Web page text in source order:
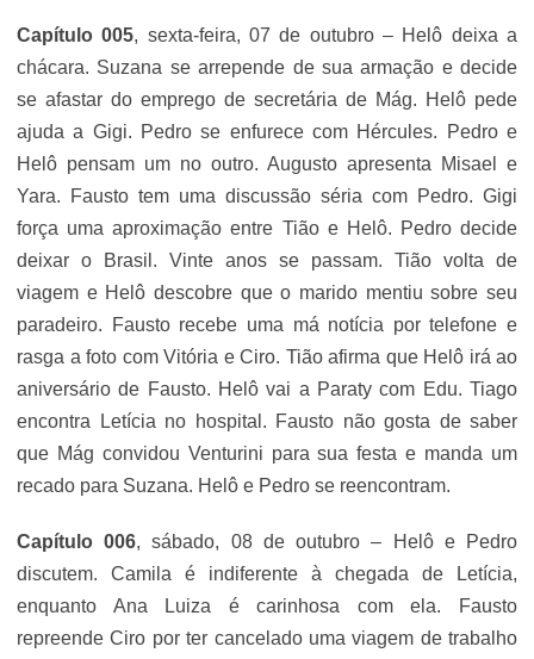
Capítulo 005, sexta-feira, 07 de outubro – Helô deixa a
chácara. Suzana se arrepende de sua armação e decide
se afastar do emprego de secretária de Mág. Helô pede
ajuda a Gigi. Pedro se enfurece com Hércules. Pedro e
Helô pensam um no outro. Augusto apresenta Misael e
Yara. Fausto tem uma discussão séria com Pedro. Gigi
força uma aproximação entre Tião e Helô. Pedro decide
deixar o Brasil. Vinte anos se passam. Tião volta de
viagem e Helô descobre que o marido mentiu sobre seu
paradeiro. Fausto recebe uma má notícia por telefone e
rasga a foto com Vitória e Ciro. Tião afirma que Helô irá ao
aniversário de Fausto. Helô vai a Paraty com Edu. Tiago
encontra Letícia no hospital. Fausto não gosta de saber
que Mág convidou Venturini para sua festa e manda um
recado para Suzana. Helô e Pedro se reencontram.
Capítulo 006, sábado, 08 de outubro – Helô e Pedro
discutem. Camila é indiferente à chegada de Letícia,
enquanto Ana Luiza é carinhosa com ela. Fausto
repreende Ciro por ter cancelado uma viagem de trabalho